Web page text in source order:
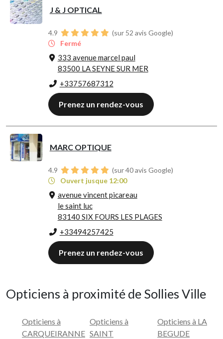
J & J OPTICAL
4.9
(sur 52 avis Google)
Fermé
333 avenue marcel paul
83500 LA SEYNE SUR MER
+33757687312
Prenez un rendez-vous
MARC OPTIQUE
4.9
(sur 40 avis Google)
Ouvert jusque 12:00
avenue vincent picareau
le saint luc
83140 SIX FOURS LES PLAGES
+33494257425
Prenez un rendez-vous
Opticiens à proximité de Sollies Ville
Opticiens à
CARQUEIRANNE
Opticiens à
SAINT
Opticiens à LA
BEGUDE